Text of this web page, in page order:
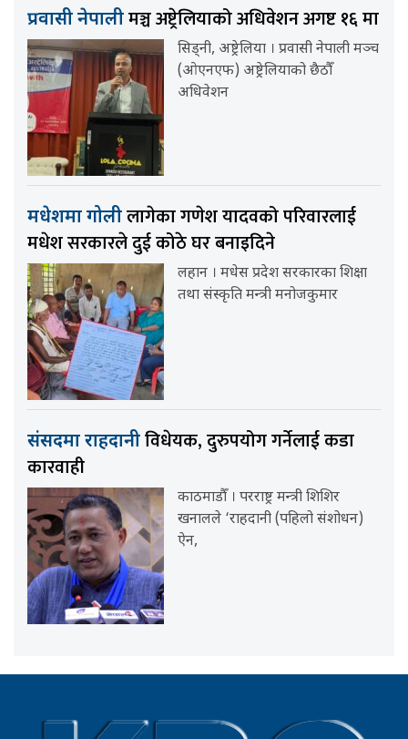
प्रवासी नेपालीमञ्च अष्ट्रेलियाको अधिवेशन अगष्ट १६ मा
सिड्नी, अष्ट्रेलिया । प्रवासी नेपाली मञ्च
(ओएनएफ) अष्ट्रेलियाको छैठौँ
अधिवेशन
मधेशमा गोलीलागेका गणेश यादवको परिवारलाई
मधेश सरकारले दुई कोठे घर बनाइदिने
लहान । मधेस प्रदेश सरकारका शिक्षा
तथा संस्कृति मन्त्री मनोजकुमार
संसदमा राहदानीविधेयक, दुरुपयोग गर्नेलाई कडा
कारवाही
काठमाडौँ । परराष्ट्र मन्त्री शिशिर
खनालले ‘राहदानी (पहिलो संशोधन)
ऐन,